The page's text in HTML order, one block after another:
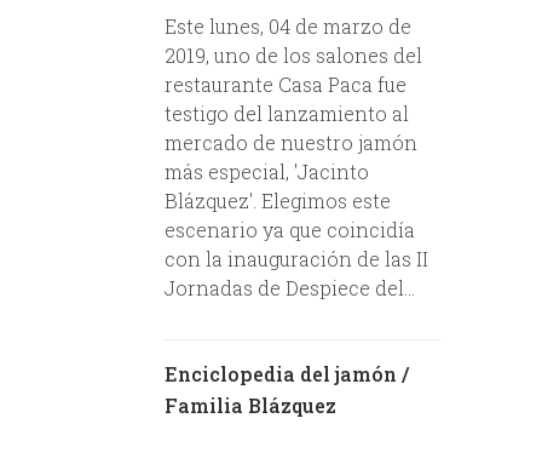
Este lunes, 04 de marzo de
2019, uno de los salones del
restaurante Casa Paca fue
testigo del lanzamiento al
mercado de nuestro jamón
más especial, 'Jacinto
Blázquez'. Elegimos este
escenario ya que coincidía
con la inauguración de las II
Jornadas de Despiece del...
Enciclopedia del jamón /
Familia Blázquez